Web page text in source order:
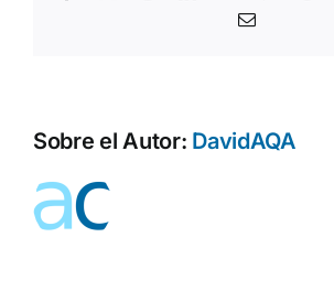
Correo
Sobre el Autor: DavidAQA